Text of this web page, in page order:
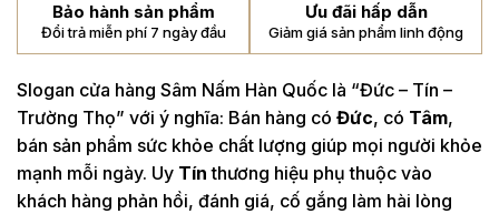
Bảo hành sản phẩm
Đổi trả miễn phí 7 ngày đầu
Ưu đãi hấp dẫn
Giảm giá sản phẩm linh động
Slogan cửa hàng Sâm Nấm Hàn Quốc là “Đức – Tín –
Trường Thọ” với ý nghĩa: Bán hàng có Đức, có Tâm,
bán sản phẩm sức khỏe chất lượng giúp mọi người khỏe
mạnh mỗi ngày. Uy Tín thương hiệu phụ thuộc vào
khách hàng phản hồi, đánh giá, cố gắng làm hài lòng